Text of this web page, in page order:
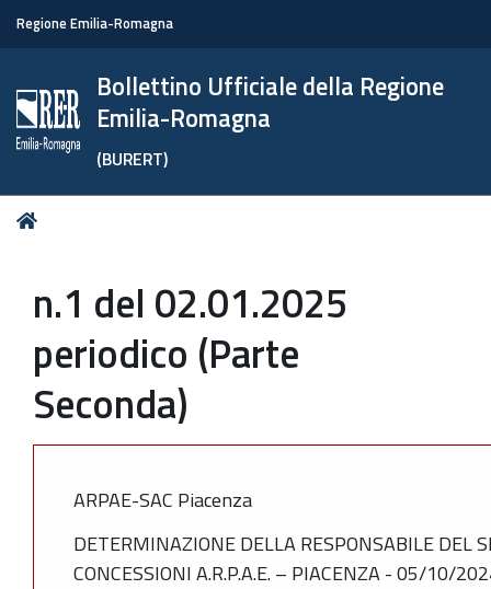
Regione Emilia-Romagna
Bollettino Ufficiale della Regione
Emilia-Romagna
(BURERT)
Tu
n.1 del 02.01.2025
periodico (Parte
Seconda)
ARPAE-SAC Piacenza
DETERMINAZIONE DELLA RESPONSABILE DEL
CONCESSIONI A.R.P.A.E. – PIACENZA - 05/10/